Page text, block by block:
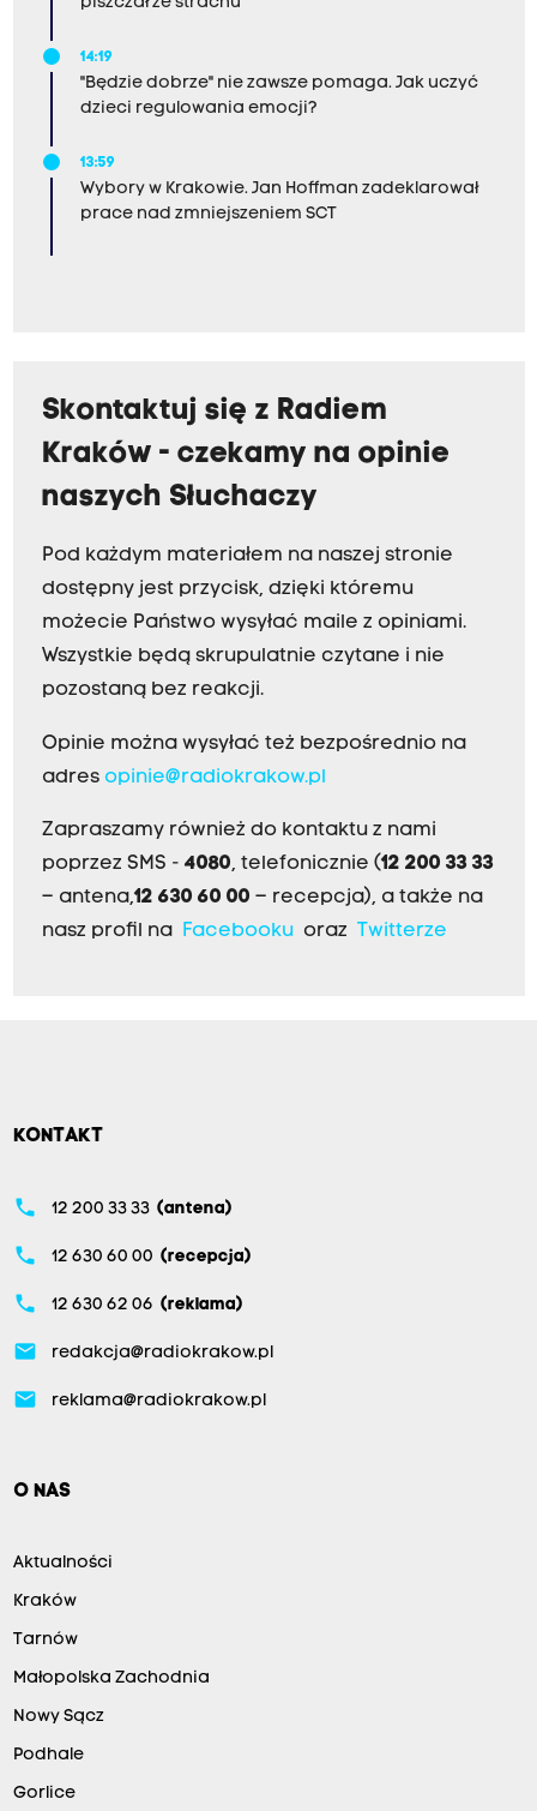
14:19
"Będzie dobrze" nie zawsze pomaga. Jak uczyć
dzieci regulowania emocji?
13:59
Wybory w Krakowie. Jan Hoffman zadeklarował
prace nad zmniejszeniem SCT
Skontaktuj się z Radiem
Kraków - czekamy na opinie
naszych Słuchaczy
Pod każdym materiałem na naszej stronie
dostępny jest przycisk, dzięki któremu
możecie Państwo wysyłać maile z opiniami.
Wszystkie będą skrupulatnie czytane i nie
pozostaną bez reakcji.
Opinie można wysyłać też bezpośrednio na
adres opinie@radiokrakow.pl
Zapraszamy również do kontaktu z nami
poprzez SMS - 4080, telefonicznie (12 200 33 33
– antena,12 630 60 00 – recepcja), a także na
nasz profil na
Facebookuoraz Twitterze
KONTAKT
phone 12 200 33 33 (antena)
phone 12 630 60 00 (recepcja)
phone 12 630 62 06 (reklama)
email redakcja@radiokrakow.pl
email reklama@radiokrakow.pl
O NAS
Aktualności
Kraków
Tarnów
Małopolska Zachodnia
Nowy Sącz
Podhale
Gorlice